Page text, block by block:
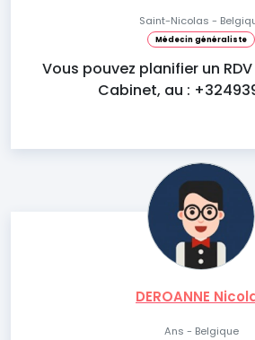
Saint-Nicolas -
Médecin généraliste
Vous pouvez planifier un
Cabinet, au :
DEROANNE
Ans - Belgique